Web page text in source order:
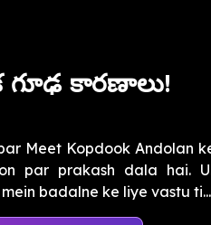
గూఢ కారణాలు!
Meet Kopdook Andolan
par prakash dala hai.
badalne ke liye vastu ti...